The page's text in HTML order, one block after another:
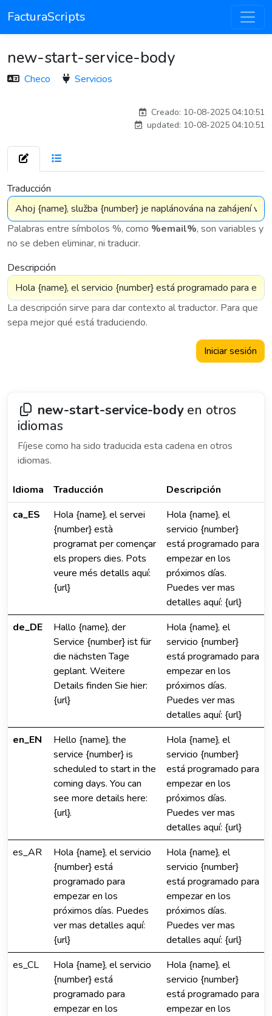
FacturaScripts
new-start-service-body
Checo Servicios
Creado: 10-08-2025 04:10:51
updated: 10-08-2025 04:10:51
Traducción
Palabras entre símbolos %, como %email%, son variables y
no se deben eliminar, ni traducir.
Descripción
La descripción sirve para dar contexto al traductor. Para que
sepa mejor qué está traduciendo.
Iniciar sesión
new-start-service-bodyen otros
idiomas
Fíjese como ha sido traducida esta cadena en otros
idiomas.
Idioma Traducción
Descripción
ca_ES
Hola {name}, el servei
{number} està
programat per començar
els propers dies. Pots
veure més detalls aquí:
{url}
Hola {name}, el
servicio {number}
está programado para
empezar en los
próximos días.
Puedes ver mas
detalles aquí: {url}
de_DE
Hallo {name}, der
Service {number} ist für
die nächsten Tage
geplant. Weitere
Details finden Sie hier:
{url}
Hola {name}, el
servicio {number}
está programado para
empezar en los
próximos días.
Puedes ver mas
detalles aquí: {url}
en_EN
Hello {name}, the
service {number} is
scheduled to start in the
coming days. You can
see more details here:
{url}.
Hola {name}, el
servicio {number}
está programado para
empezar en los
próximos días.
Puedes ver mas
detalles aquí: {url}
es_AR
Hola {name}, el servicio
{number} está
programado para
empezar en los
próximos días. Puedes
ver mas detalles aquí:
{url}
Hola {name}, el
servicio {number}
está programado para
empezar en los
próximos días.
Puedes ver mas
detalles aquí: {url}
es_CL
Hola {name}, el servicio
{number} está
programado para
empezar en los
Hola {name}, el
servicio {number}
está programado para
empezar en los